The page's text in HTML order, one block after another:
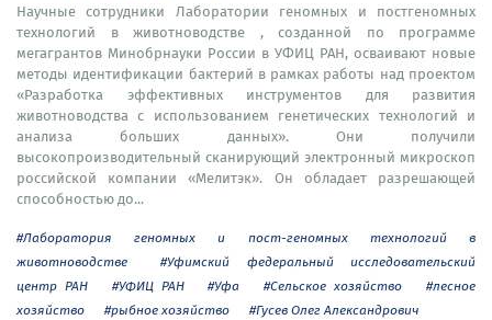
Научные сотрудники Лаборатории геномных и постгеномных
технологий в животноводстве , созданной по программе
мегагрантов Минобрнауки России в УФИЦ РАН, осваивают новые
методы идентификации бактерий в рамках работы над проектом
«Разработка эффективных инструментов для развития
животноводства с использованием генетических технологий и
анализа больших данных». Они получили
высокопроизводительный сканирующий электронный микроскоп
российской компании «Мелитэк». Он обладает разрешающей
способностью до...
#Лаборатория геномных и пост-геномных технологий в
животноводстве
#Уфимский федеральный исследовательский
центр РАН
#УФИЦ РАН #Уфа #Сельское хозяйство
#лесное
хозяйство
#рыбное хозяйство #Гусев Олег Александрович